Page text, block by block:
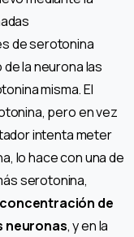
de serotonina
la neurona las
misma. El
pero en vez
intenta meter
lo hace con una de
serotonina,
de
neuronas, y en la